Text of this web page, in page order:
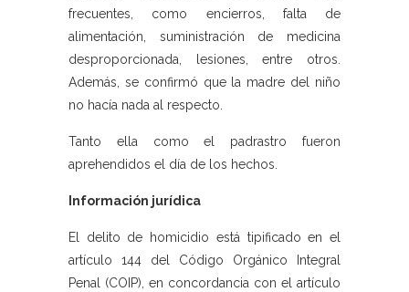
frecuentes, como encierros, falta de
alimentación, suministración de medicina
desproporcionada, lesiones, entre otros.
Además, se confirmó que la madre del niño
no hacía nada al respecto.
Tanto ella como el padrastro fueron
aprehendidos el día de los hechos.
Información jurídica
El delito de homicidio está tipificado en el
artículo 144 del Código Orgánico Integral
Penal (COIP), en concordancia con el artículo